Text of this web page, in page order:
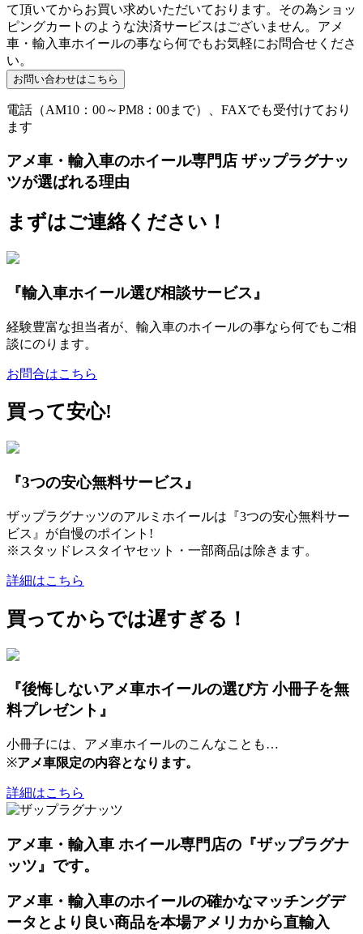
て頂いてからお買い求めいただいております。その為ショッ
ピングカートのような決済サービスはございません。アメ
車・輸入車ホイールの事なら何でもお気軽にお問合せくださ
い。
電話（AM10：00～PM8：00まで）、FAXでも受付けており
ます
アメ車・輸入車のホイール専門店 ザップラグナッ
ツが選ばれる理由
まずはご連絡ください！
『輸入車ホイール選び相談サービス』
経験豊富な担当者が、輸入車のホイールの事なら何でもご相
談にのります。
お問合はこちら
買って安心!
『3つの安心無料サービス』
ザップラグナッツのアルミホイールは『3つの安心無料サー
ビス』が自慢のポイント!
※スタッドレスタイヤセット・一部商品は除きます。
詳細はこちら
買ってからでは遅すぎる！
『後悔しないアメ車ホイールの選び方 小冊子を無
料プレゼント』
小冊子には、アメ車ホイールのこんなことも…
※アメ車限定の内容となります。
詳細はこちら
アメ車・輸入車 ホイール専門店の『ザップラグナ
ッツ』です。
アメ車・輸入車のホイールの確かなマッチングデ
ータとより良い商品を本場アメリカから直輸入